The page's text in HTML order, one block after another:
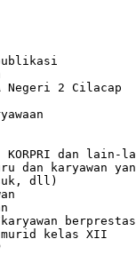
Negeri 2 Cilacap
KORPRI dan lain-
dan karyawan
dll)
karyawan
kelas XII